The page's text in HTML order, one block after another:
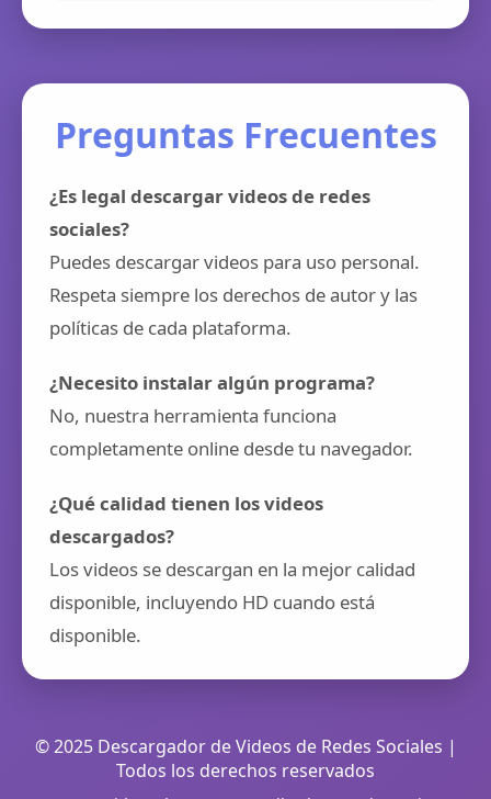
Preguntas Frecuentes
¿Es legal descargar videos de redes
sociales?
Puedes descargar videos para uso personal.
Respeta siempre los derechos de autor y las
políticas de cada plataforma.
¿Necesito instalar algún programa?
No, nuestra herramienta funciona
completamente online desde tu navegador.
¿Qué calidad tienen los videos
descargados?
Los videos se descargan en la mejor calidad
disponible, incluyendo HD cuando está
disponible.
© 2025 Descargador de Videos de Redes Sociales |
Todos los derechos reservados